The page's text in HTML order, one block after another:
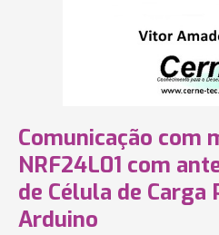
Comunicação com
NRF24L01 com
de Célula de Carga
Arduino